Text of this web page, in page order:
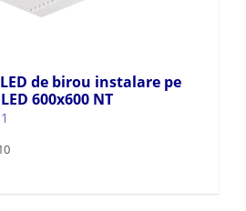
de birou instalare pe
600x600 NT